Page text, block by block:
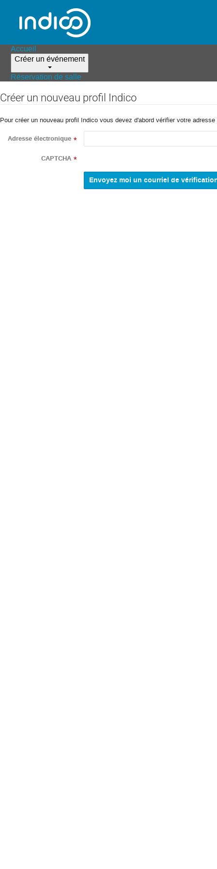
Accueil
Créer un événement
Réservation de salle
Créer un nouveau profil Indico
Pour créer un nouveau profil Indico vous devez d'abord vérifier votre
Adresse électronique *
CAPTCHA *